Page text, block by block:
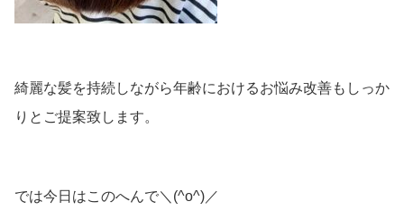
綺麗な髪を持続しながら年齢におけるお悩み改善もしっか
りとご提案致します。
では今日はこのへんで＼(^o^)／